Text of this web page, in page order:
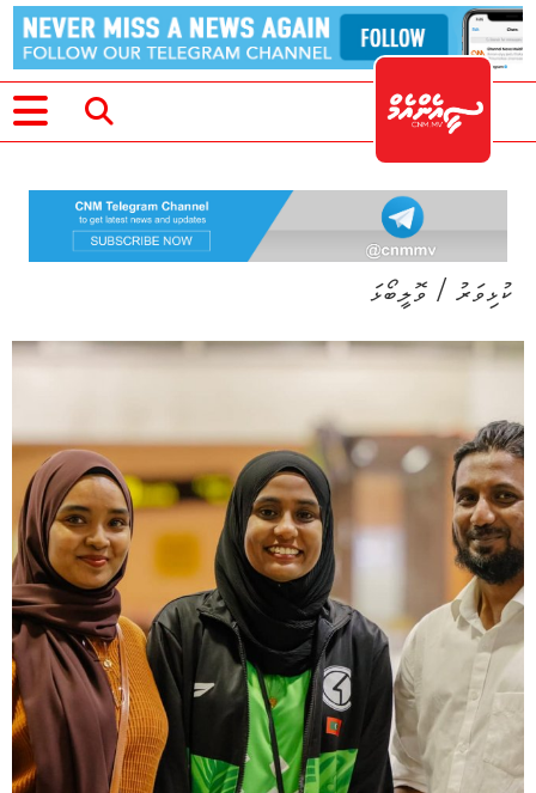
ކުޅިވަރު / ވޮލީބޯޅަ